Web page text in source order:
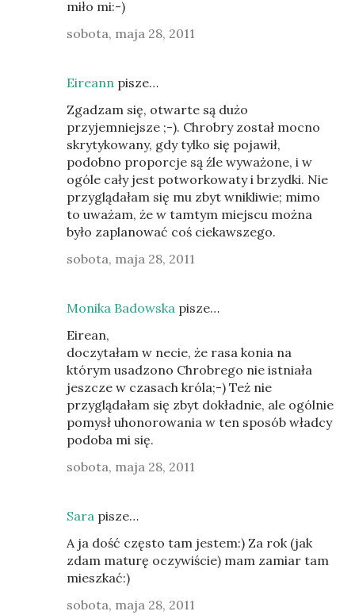
miło mi:-)
sobota, maja 28, 2011
Eireann pisze…
Zgadzam się, otwarte są dużo
przyjemniejsze ;-). Chrobry został mocno
skrytykowany, gdy tylko się pojawił,
podobno proporcje są źle wyważone, i w
ogóle cały jest potworkowaty i brzydki. Nie
przyglądałam się mu zbyt wnikliwie; mimo
to uważam, że w tamtym miejscu można
było zaplanować coś ciekawszego.
sobota, maja 28, 2011
Monika Badowska pisze…
Eirean,
doczytałam w necie, że rasa konia na
którym usadzono Chrobrego nie istniała
jeszcze w czasach króla;-) Też nie
przyglądałam się zbyt dokładnie, ale ogólnie
pomysł uhonorowania w ten sposób władcy
podoba mi się.
sobota, maja 28, 2011
Sara pisze…
A ja dość często tam jestem:) Za rok (jak
zdam maturę oczywiście) mam zamiar tam
mieszkać:)
sobota, maja 28, 2011